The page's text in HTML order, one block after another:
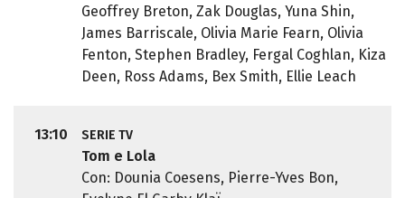
Geoffrey Breton, Zak Douglas, Yuna Shin,
James Barriscale, Olivia Marie Fearn, Olivia
Fenton, Stephen Bradley, Fergal Coghlan, Kiza
Deen, Ross Adams, Bex Smith, Ellie Leach
13:10 SERIE TV
Tom e Lola
Con: Dounia Coesens, Pierre-Yves Bon,